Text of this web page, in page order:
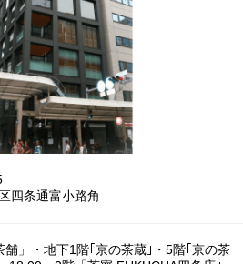
四条通富小路角
舗」・地下1階｢京の茶蔵｣・5階｢京の茶